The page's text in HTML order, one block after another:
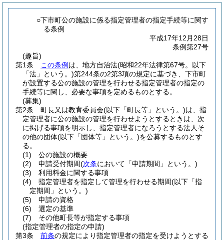
○下市町公の施設に係る指定管理者の指定手続等に関す
る条例
平成17年12月28日
条例第27号
(趣旨)
第1条
この条例 は、地方自治法(昭和22年法律第67号。以下
「法」という。)第244条の2第3項の規定に基づき、下市町
が設置する公の施設の管理を行わせる指定管理者の指定の
手続等に関し、必要な事項を定めるものとする。
(募集)
第2条
町長又は教育委員会(以下「町長等」という。)は、指
定管理者に公の施設の管理を行わせようとするときは、次
に掲げる事項を明示し、指定管理者になろうとする法人そ
の他の団体(以下「団体等」という。)を公募するものとす
る。
(1)
公の施設の概要
(2)
申請受付期間(次条において「申請期間」という。)
(3)
利用料金に関する事項
(4)
指定管理者を指定して管理を行わせる期間(以下「指
定期間」という。)
(5)
申請の資格
(6)
選定の基準
(7)
その他町長等が指定する事項
(指定管理者の指定の申請)
第3条
前条の規定により指定管理者の指定を受けようとする